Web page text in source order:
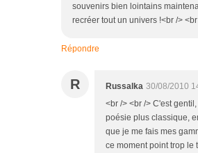
souvenirs bien lointains
recréer tout un univers !<br />
Répondre
R Russalka 30/08/2010
<br /> <br /> C'est
poésie plus classique,
que je me fais mes
ce moment point trop le